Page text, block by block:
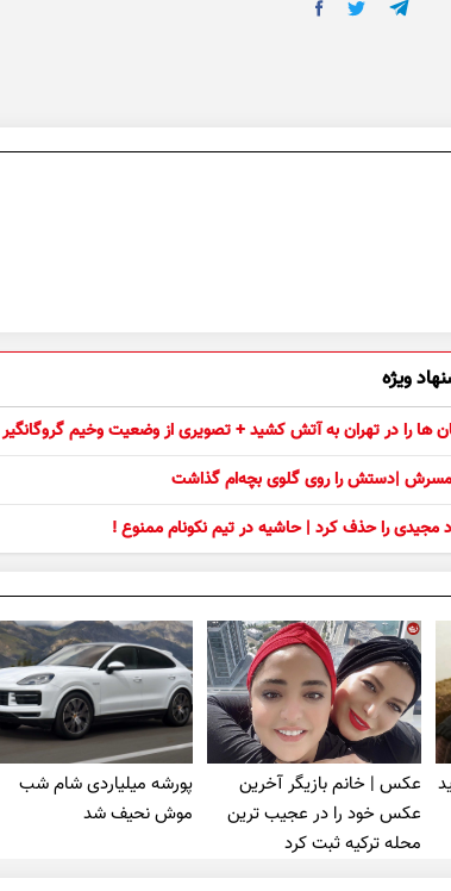
ویژه
ها را در تهران به آتش کشید + تصویری از وضعیت وخیم گروگانگیر
|دستش را روی گلوی بچه‌ام گذاشت
مجیدی را حذف کرد | حاشیه در تیم نکونام ممنوع !
عکس | خانم بازیگر آخرین
عکس خود را در عجیب ترین
محله ترکیه ثبت کرد
پورشه میلیاردی شام شب
موش‌ نحیف شد